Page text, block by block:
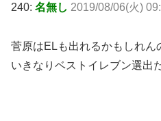
240: 名無し 2019/08/06(火)
菅原はELも出れるかもしれん
いきなりベストイレブン選出